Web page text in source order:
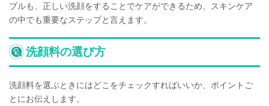
ブルも、正しい洗顔をすることでケアができるため、スキンケア
の中でも重要なステップと言えます。
洗顔料の選び方
洗顔料を選ぶときにはどこをチェックすればいいか、ポイントご
とにお伝えします。